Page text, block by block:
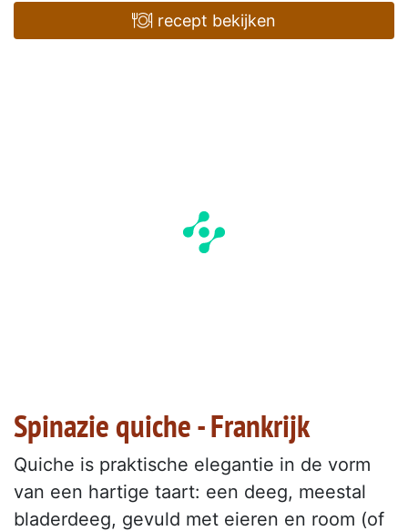
recept bekijken
Spinazie quiche - Frankrijk
Quiche is praktische elegantie in de vorm
van een hartige taart: een deeg, meestal
bladerdeeg, gevuld met eieren en room (of